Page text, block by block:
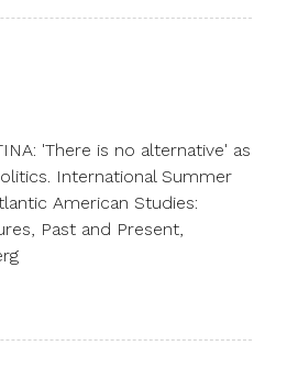
'There is no alternative' as
International Summer
American Studies:
Past and Present,